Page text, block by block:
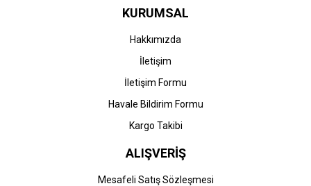
KURUMSAL
Hakkımızda
İletişim
İletişim Formu
Havale Bildirim Formu
Kargo Takibi
ALIŞVERİŞ
Mesafeli Satış Sözleşmesi